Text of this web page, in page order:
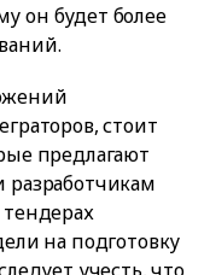
он будет более
стоит
предлагают
на подготовку